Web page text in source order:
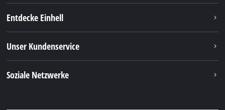
Entdecke Einhell
Unser Kundenservice
Soziale Netzwerke